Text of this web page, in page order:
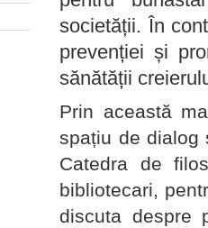
societății. În
prevenției și
sănătății
Prin această
spațiu de dialog
Catedra de
bibliotecari,
discuta despre